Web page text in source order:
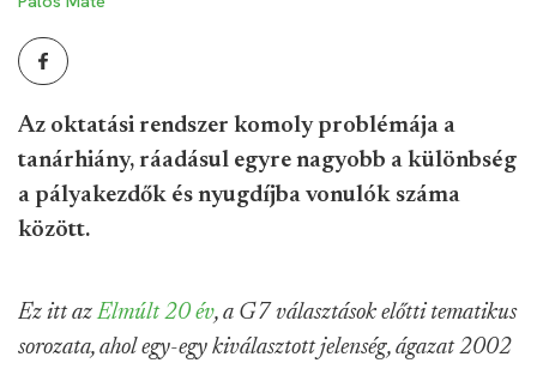
Az oktatási rendszer komoly problémája a
tanárhiány, ráadásul egyre nagyobb a különbség
a pályakezdők és nyugdíjba vonulók száma
között.
Ez itt az Elmúlt 20 év, a G7 választások előtti tematikus
sorozata, ahol egy-egy kiválasztott jelenség, ágazat 2002